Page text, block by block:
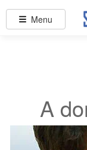
A
Menu